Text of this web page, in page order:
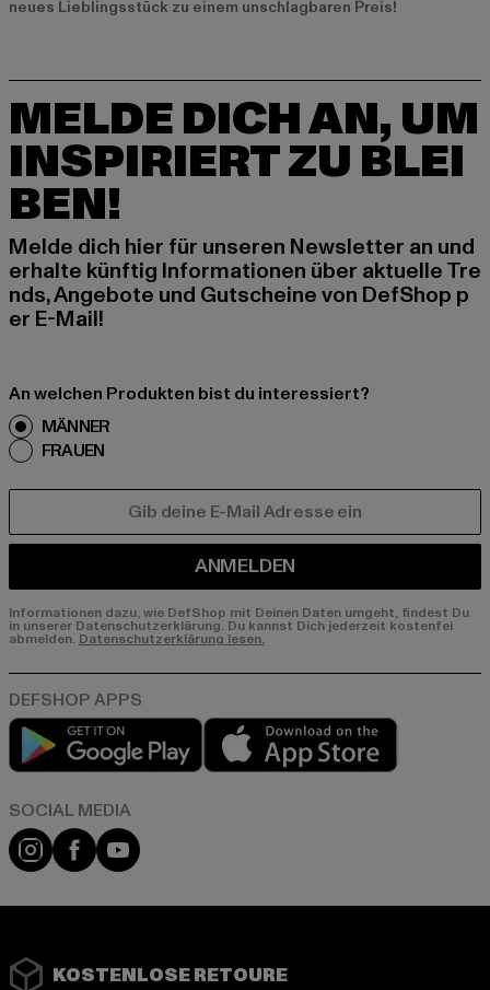
neues Lieblingsstück zu einem unschlagbaren Preis!
MELDE DICH AN, UM
INSPIRIERT ZU BLEI
BEN!
Melde dich hier für unseren Newsletter an und
erhalte künftig Informationen über aktuelle Tre
nds, Angebote und Gutscheine von DefShop p
er E-Mail!
An welchen Produkten bist du interessiert?
MÄNNER
FRAUEN
ANMELDEN
Informationen dazu, wie DefShop mit Deinen Daten umgeht, findest Du
in unserer Datenschutzerklärung. Du kannst Dich jederzeit kostenfei
abmelden. Datenschutzerklärung lesen.
Play market
Instagram
FacebookYouTube
KOSTENLOSE RETOURE